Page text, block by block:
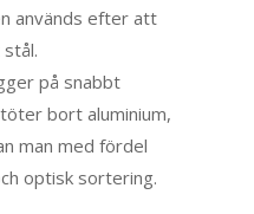
används efter att
på snabbt
bort aluminium,
man med fördel
optisk sortering.